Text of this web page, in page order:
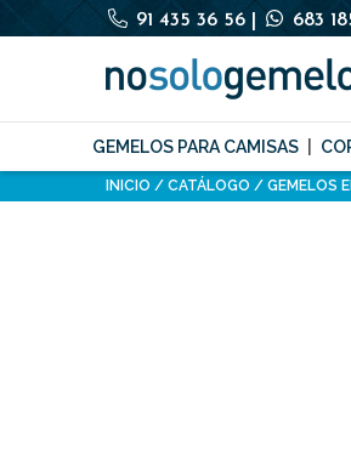
91 435 36 56 683
GEMELOS PARA CAMISAS
INICIO CATÁLOGO GEMELOS